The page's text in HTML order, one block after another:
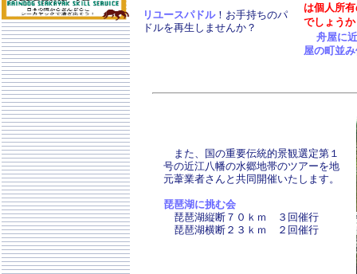
リユースパドル！お手持ちのパ
ドルを再生しませんか？
は個人所
でしょう
舟屋に
屋の町並
また、国の重要伝統的景観選定第１
号の近江八幡の水郷地帯のツアーを地
元葦業者さんと共同開催いたします。
琵琶湖に挑む会
琵琶湖縦断７０ｋｍ ３回催行
琵琶湖横断２３ｋｍ ２回催行